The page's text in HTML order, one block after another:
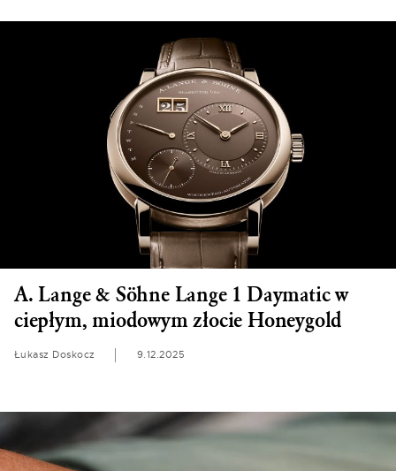
A. Lange & Söhne Lange 1 Daymatic w
ciepłym, miodowym złocie Honeygold
Łukasz Doskocz 9.12.2025